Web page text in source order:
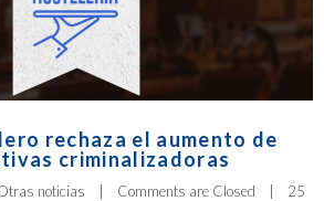
rechaza el aumento de
criminalizadoras
noticias Comments are Closed
25